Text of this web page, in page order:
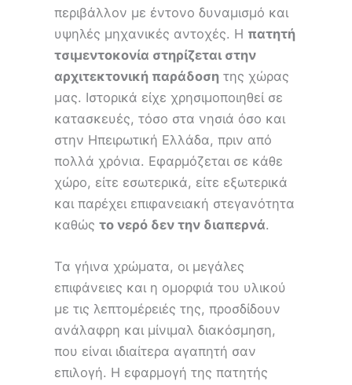
περιβάλλον με έντονο δυναμισμό και
υψηλές μηχανικές αντοχές. Η πατητή
τσιμεντοκονία στηρίζεται στην
αρχιτεκτονική παράδοση της χώρας
μας. Ιστορικά είχε χρησιμοποιηθεί σε
κατασκευές, τόσο στα νησιά όσο και
στην Ηπειρωτική Ελλάδα, πριν από
πολλά χρόνια. Εφαρμόζεται σε κάθε
χώρο, είτε εσωτερικά, είτε εξωτερικά
και παρέχει επιφανειακή στεγανότητα
καθώςτο νερό δεν την διαπερνά.
Τα γήινα χρώματα, οι μεγάλες
επιφάνειες και η ομορφιά του υλικού
με τις λεπτομέρειές της, προσδίδουν
ανάλαφρη και μίνιμαλ διακόσμηση,
που είναι ιδιαίτερα αγαπητή σαν
επιλογή. Η εφαρμογή της πατητής